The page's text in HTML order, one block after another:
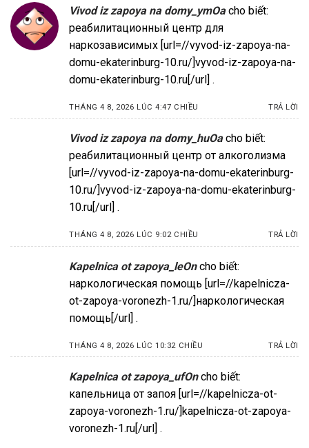
Vivod iz zapoya na domy_ymOa cho biết:
реабилитационный центр для
наркозависимых [url=//vyvod-iz-zapoya-na-
domu-ekaterinburg-10.ru/]vyvod-iz-zapoya-na-
domu-ekaterinburg-10.ru[/url] .
THÁNG 4 8, 2026 LÚC 4:47 CHIỀU TRẢ LỜI
Vivod iz zapoya na domy_huOa cho biết:
реабилитационный центр от алкоголизма
[url=//vyvod-iz-zapoya-na-domu-ekaterinburg-
10.ru/]vyvod-iz-zapoya-na-domu-ekaterinburg-
10.ru[/url] .
THÁNG 4 8, 2026 LÚC 9:02 CHIỀU TRẢ LỜI
Kapelnica ot zapoya_leOn cho biết:
наркологическая помощь [url=//kapelnicza-
ot-zapoya-voronezh-1.ru/]наркологическая
помощь[/url] .
THÁNG 4 8, 2026 LÚC 10:32 CHIỀU TRẢ LỜI
Kapelnica ot zapoya_ufOn cho biết:
капельница от запоя [url=//kapelnicza-ot-
zapoya-voronezh-1.ru/]kapelnicza-ot-zapoya-
voronezh-1.ru[/url] .